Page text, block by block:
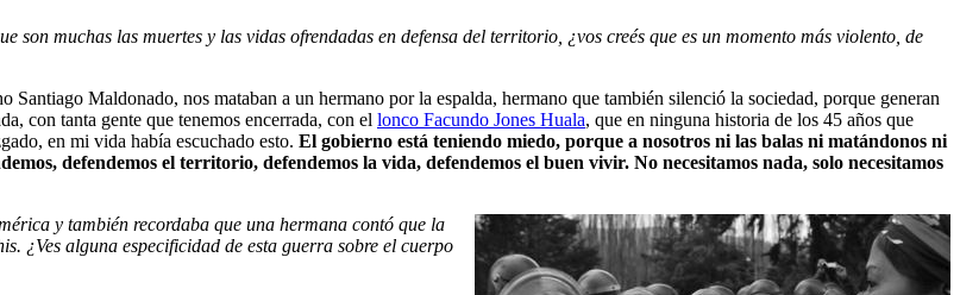
son muchas las muertes y las vidas ofrendadas en defensa del territorio, ¿vos creés que es un momento más violento, de
Maldonado, nos mataban a un hermano por la espalda, hermano que también silenció la sociedad, porque generan
con tanta gente que tenemos encerrada, con el lonco Facundo Jones Huala, que en ninguna historia de los 45 años que
en mi vida había escuchado esto. El gobierno está teniendo miedo, porque a nosotros ni las balas ni matándonos ni
defendemos el territorio, defendemos la vida, defendemos el buen vivir. No necesitamos nada, solo necesitamos
y también recordaba que una hermana contó que la
¿Ves alguna especificidad de esta guerra sobre el cuerpo